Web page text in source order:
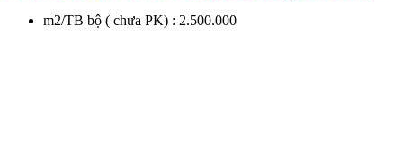
m2/TB bộ ( chưa PK) : 2.500.000